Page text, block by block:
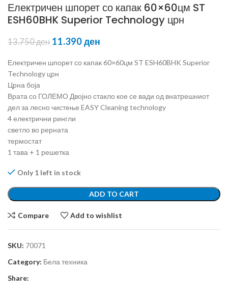
Електричен шпорет со капак 60×60цм ST
ESH60BHK Superior Technology црн
13.750ден 11.390ден
Електричен шпорет со капак 60×60цм ST ESH60BHK Superior
Technology црн
Црна боја
Врата со ГОЛЕМО Двојно стакло кое се вади од внатрешниот
дел за лесно чистење EASY Cleaning technology
4 електрични рингли
светло во рерната
термостат
1 тава + 1 решетка
Only 1 left in stock
ADD TO CART
Compare Add to wishlist
SKU: 70071
Category: Бела техника
Share: